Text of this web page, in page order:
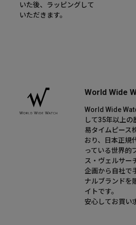
いた後、ラッピングして
いただきます。
World Wide
World Wide
して35年以上
易タイムピース
おり、日本正規
っている世界的
ス・ヴェルサー
企画から自社で
ナルブランドを
イトです。
安心してお買い